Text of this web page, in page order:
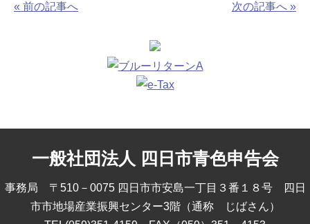
« 前の記事へ 次の記事へ »
一般社団法人 四日市青色申告会
事務局 〒510－0075 四日市市安島一丁目３番１８号 四日
市市地場産業振興センター3階（通称 じばさん）